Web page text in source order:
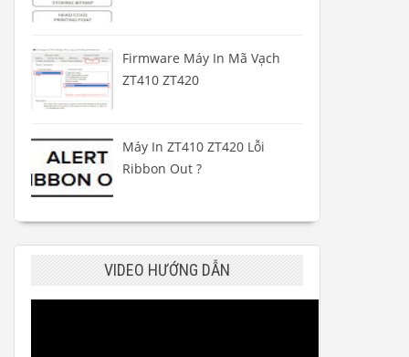
Firmware Máy In Mã Vạch
ZT410 ZT420
Máy In ZT410 ZT420 Lỗi
Ribbon Out ?
VIDEO HƯỚNG DẪN